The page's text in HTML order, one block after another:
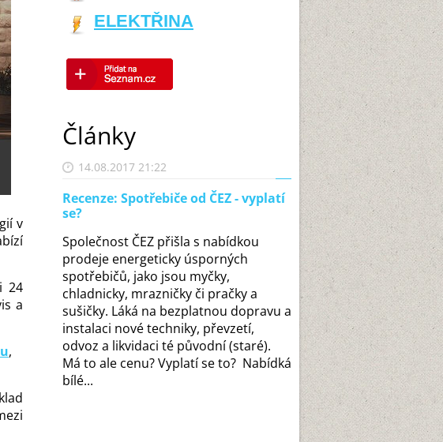
v
24
a
,
ELEKTŘINA
Články
14.08.2017 21:22
Recenze: Spotřebiče od ČEZ - vyplatí
se?
Společnost ČEZ přišla s nabídkou
prodeje energeticky úsporných
spotřebičů, jako jsou myčky,
chladnicky, mrazničky či pračky a
sušičky. Láká na bezplatnou dopravu a
instalaci nové techniky, převzetí,
odvoz a likvidaci té původní (staré).
Má to ale cenu? Vyplatí se to? Nabídká
bílé...